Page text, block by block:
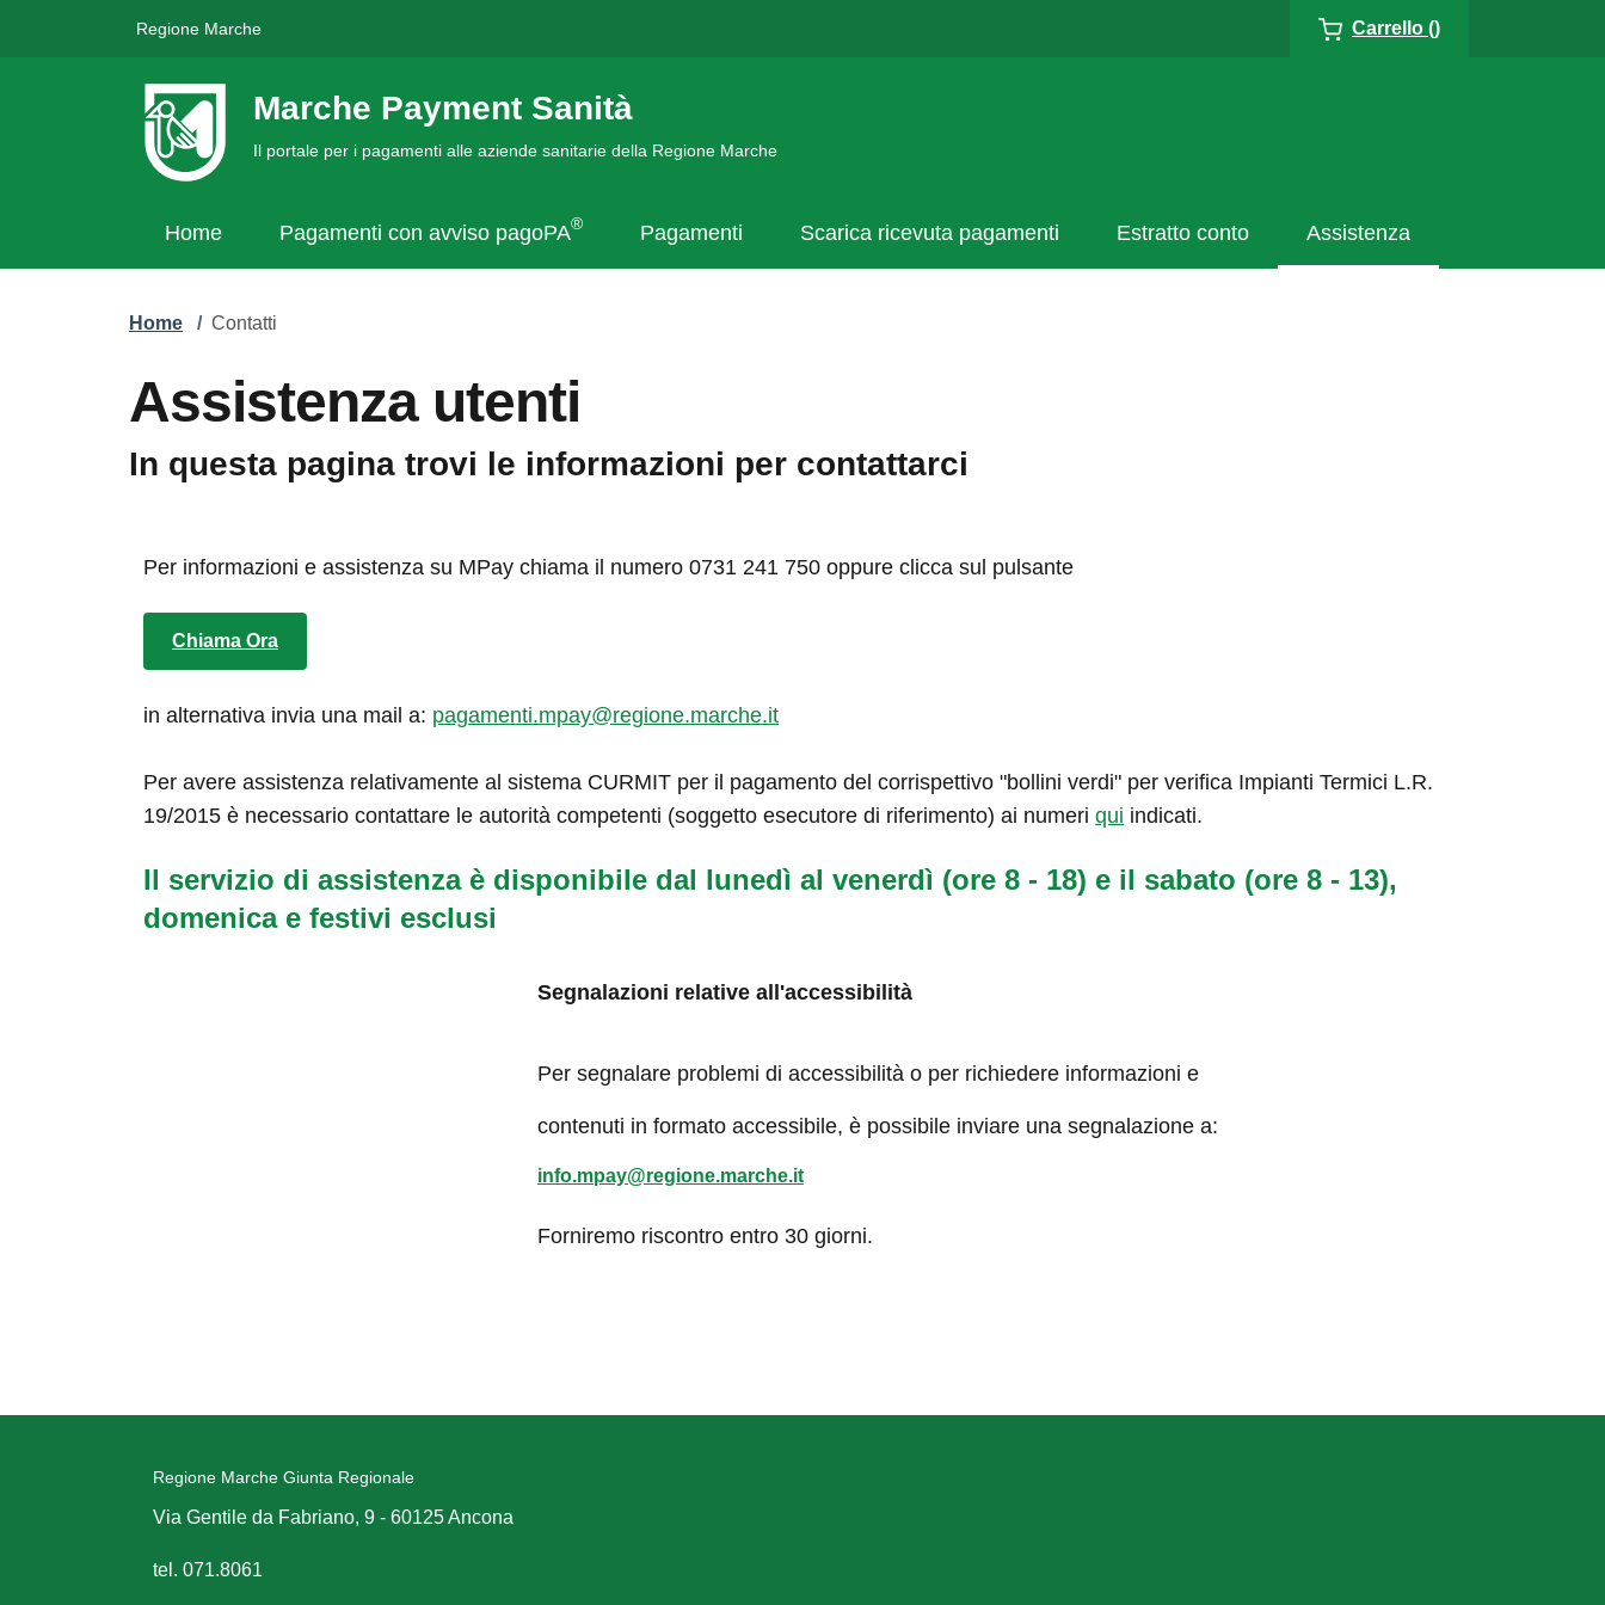
Regione Marche Carrello ()
Marche Payment Sanità
Il portale per i pagamenti alle aziende sanitarie della Regione Marche
Home Pagamenti con avviso pagoPA® Pagamenti Scarica ricevuta pagamenti Estratto conto Assistenza
Home / Contatti
Assistenza utenti
In questa pagina trovi le informazioni per contattarci
Per informazioni e assistenza su MPay chiama il numero 0731 241 750 oppure clicca sul pulsante
Chiama Ora
in alternativa invia una mail a: pagamenti.mpay@regione.marche.it
Per avere assistenza relativamente al sistema CURMIT per il pagamento del corrispettivo "bollini verdi" per verifica Impianti Termici L.R.
19/2015 è necessario contattare le autorità competenti (soggetto esecutore di riferimento) ai numeri qui indicati.
Il servizio di assistenza è disponibile dal lunedì al venerdì (ore 8 - 18) e il sabato (ore 8 - 13),
domenica e festivi esclusi
Segnalazioni relative all'accessibilità
Per segnalare problemi di accessibilità o per richiedere informazioni e
contenuti in formato accessibile, è possibile inviare una segnalazione a:
info.mpay@regione.marche.it
Forniremo riscontro entro 30 giorni.
Regione Marche Giunta Regionale
Via Gentile da Fabriano, 9 - 60125 Ancona
tel. 071.8061